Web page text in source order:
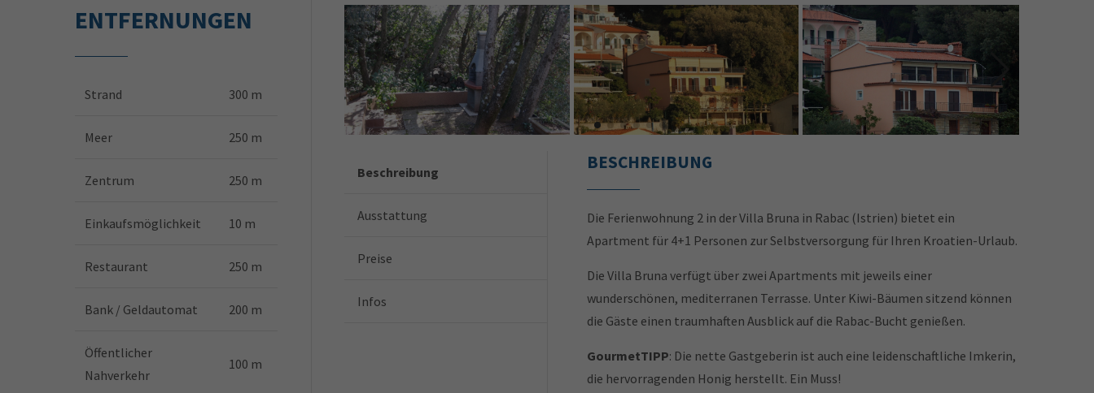
Beschreibung
Ausstattung
Preise
Infos
BESCHREIBUNG
Die Ferienwohnung 2 in der Villa Bruna in Rabac (Istrien) bietet ein
Apartment für 4+1 Personen zur Selbstversorgung für Ihren Kroatien-Urlaub.
Die Villa Bruna verfügt über zwei Apartments mit jeweils einer
wunderschönen, mediterranen Terrasse. Unter Kiwi-Bäumen sitzend können
die Gäste einen traumhaften Ausblick auf die Rabac-Bucht genießen.
GourmetTIPP: Die nette Gastgeberin ist auch eine leidenschaftliche Imkerin,
die hervorragenden Honig herstellt. Ein Muss!
ENTFERNUNGEN
Strand 300 m
Meer 250 m
Zentrum 250 m
Einkaufsmöglichkeit 10 m
Restaurant 250 m
Bank / Geldautomat 200 m
Öffentlicher
Nahverkehr
100 m